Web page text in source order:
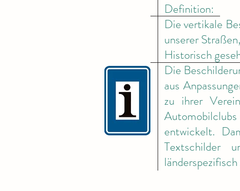
Definition:
Die vertikale
unserer
Historisch
Die
aus
zu ihrer
entwickelt.
Textschilder
länderspezifisch